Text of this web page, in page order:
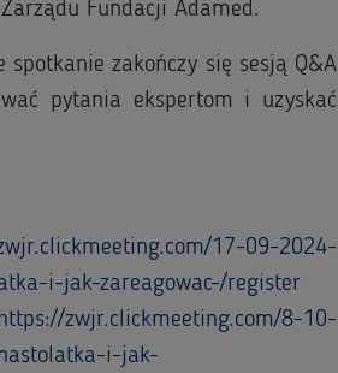
Fundacji Adamed.
spotkanie zakończy się sesją Q&A
pytania ekspertom i uzyskać
17-09-2024-
i-jak-zareagowac-/register
zwjr.clickmeeting.com/8-10-
i-jak-